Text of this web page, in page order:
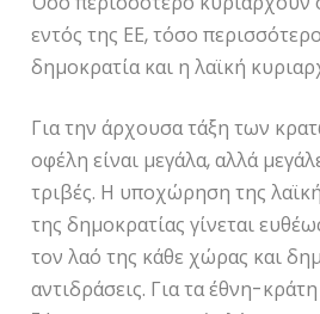
εντός της ΕΕ, τόσο
δημοκρατία και η λαϊκή
Για την άρχουσα τάξη των
οφέλη είναι μεγάλα, αλλά
τριβές. Η υποχώρηση της
της δημοκρατίας γίνεται
τον λαό της κάθε χώρας και
αντιδράσεις. Για τα έθνη-κράτη